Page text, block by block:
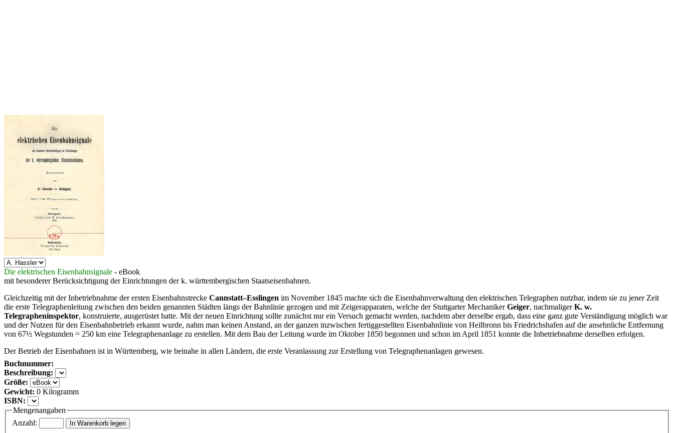
Die elektrischen Eisenbahnsignale - eBook
mit besonderer Berücksichtigung der Einrichtungen der k. württembergischen Staatseisenbahnen.
Gleichzeitig mit der Inbetriebnahme der ersten Eisenbahnstrecke Cannstatt–Esslingen im November 1845 machte sich die Eisenbahnverwaltung den elektrischen Telegraphen nutzbar, indem sie zu jener Zeit
die erste Telegraphenleitung zwischen den beiden genannten Städten längs der Bahnlinie gezogen und mit Zeigerapparaten, welche der Stuttgarter MechanikerGeiger, nachmaligerK. w.
Telegrapheninspektor, konstruierte, ausgerüstet hatte. Mit der neuen Einrichtung sollte zunächst nur ein Versuch gemacht werden, nachdem aber derselbe ergab, dass eine ganz gute Verständigung möglich war
und der Nutzen für den Eisenbahnbetrieb erkannt wurde, nahm man keinen Anstand, an der ganzen inzwischen fertiggestellten Eisenbahnlinie von Heilbronn bis Friedrichshafen auf die ansehnliche Entfernung
von 67½ Wegstunden = 250 km eine Telegraphenanlage zu erstellen. Mit dem Bau der Leitung wurde im Oktober 1850 begonnen und schon im April 1851 konnte die Inbetriebnahme derselben erfolgen.
Der Betrieb der Eisenbahnen ist in Württemberg, wie beinahe in allen Ländern, die erste Veranlassung zur Erstellung von Telegraphenanlagen gewesen.
Buchnummer:
Beschreibung:
Größe:
Gewicht: 0 Kilogramm
ISBN:
Mengenangaben
Anzahl: